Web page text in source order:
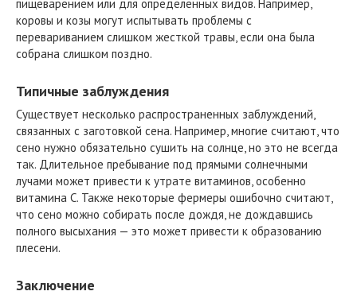
пищеварением или для определенных видов. Например,
коровы и козы могут испытывать проблемы с
перевариванием слишком жесткой травы, если она была
собрана слишком поздно.
Типичные заблуждения
Существует несколько распространенных заблуждений,
связанных с заготовкой сена. Например, многие считают, что
сено нужно обязательно сушить на солнце, но это не всегда
так. Длительное пребывание под прямыми солнечными
лучами может привести к утрате витаминов, особенно
витамина C. Также некоторые фермеры ошибочно считают,
что сено можно собирать после дождя, не дождавшись
полного высыхания — это может привести к образованию
плесени.
Заключение